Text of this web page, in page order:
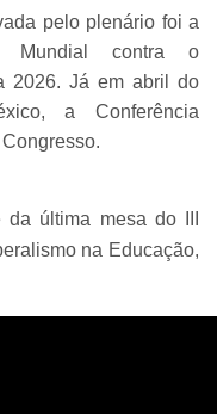
pelo plenário foi a
Mundial contra o
2026. Já em abril do
a Conferência
última mesa do III
na Educação,